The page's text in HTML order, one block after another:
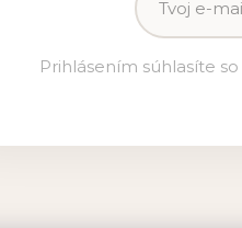
Prihlásením súhlasíte